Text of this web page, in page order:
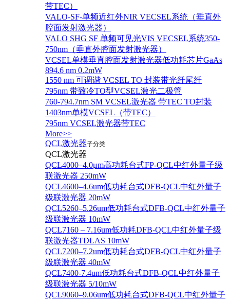
带TEC）
VALO-SF-单频近红外NIR VECSEL系统（垂直外
腔面发射激光器）
VALO SHG SF 单频可见光VIS VECSEL系统350-
750nm（垂直外腔面发射激光器）
VCSEL单模垂直腔面发射激光器低功耗芯片GaAs
894.6 nm 0.2mW
1550 nm 可调谐 VCSEL TO 封装带光纤尾纤
795nm 带致冷TO型VCSEL激光二极管
760-794.7nm SM VCSEL激光器 带TEC TO封装
1403nm单模VCSEL（带TEC）
795nm VCSEL激光器带TEC
More>>
QCL激光器子分类
QCL激光器
QCL4000–4.0μm高功耗台式FP-QCL中红外量子级
联激光器 250mW
QCL4600–4.6um低功耗台式DFB-QCL中红外量子
级联激光器 20mW
QCL5260–5.26um低功耗台式DFB-QCL中红外量子
级联激光器 10mW
QCL7160 – 7.16um低功耗DFB-QCL中红外量子级
联激光器TDLAS 10mW
QCL7200–7.2um低功耗台式DFB-QCL中红外量子
级联激光器 40mW
QCL7400-7.4um低功耗台式DFB-QCL中红外量子
级联激光器 5/10mW
QCL9060–9.06um低功耗台式DFB-QCL中红外量子